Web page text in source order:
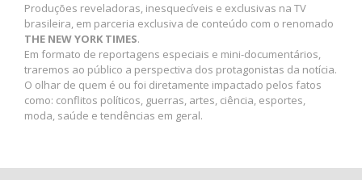
Produções reveladoras, inesquecíveis e exclusivas na TV
brasileira, em parceria exclusiva de conteúdo com o renomado
THE NEW YORK TIMES.
Em formato de reportagens especiais e mini-documentários,
traremos ao público a perspectiva dos protagonistas da notícia.
O olhar de quem é ou foi diretamente impactado pelos fatos
como: conflitos políticos, guerras, artes, ciência, esportes,
moda, saúde e tendências em geral.